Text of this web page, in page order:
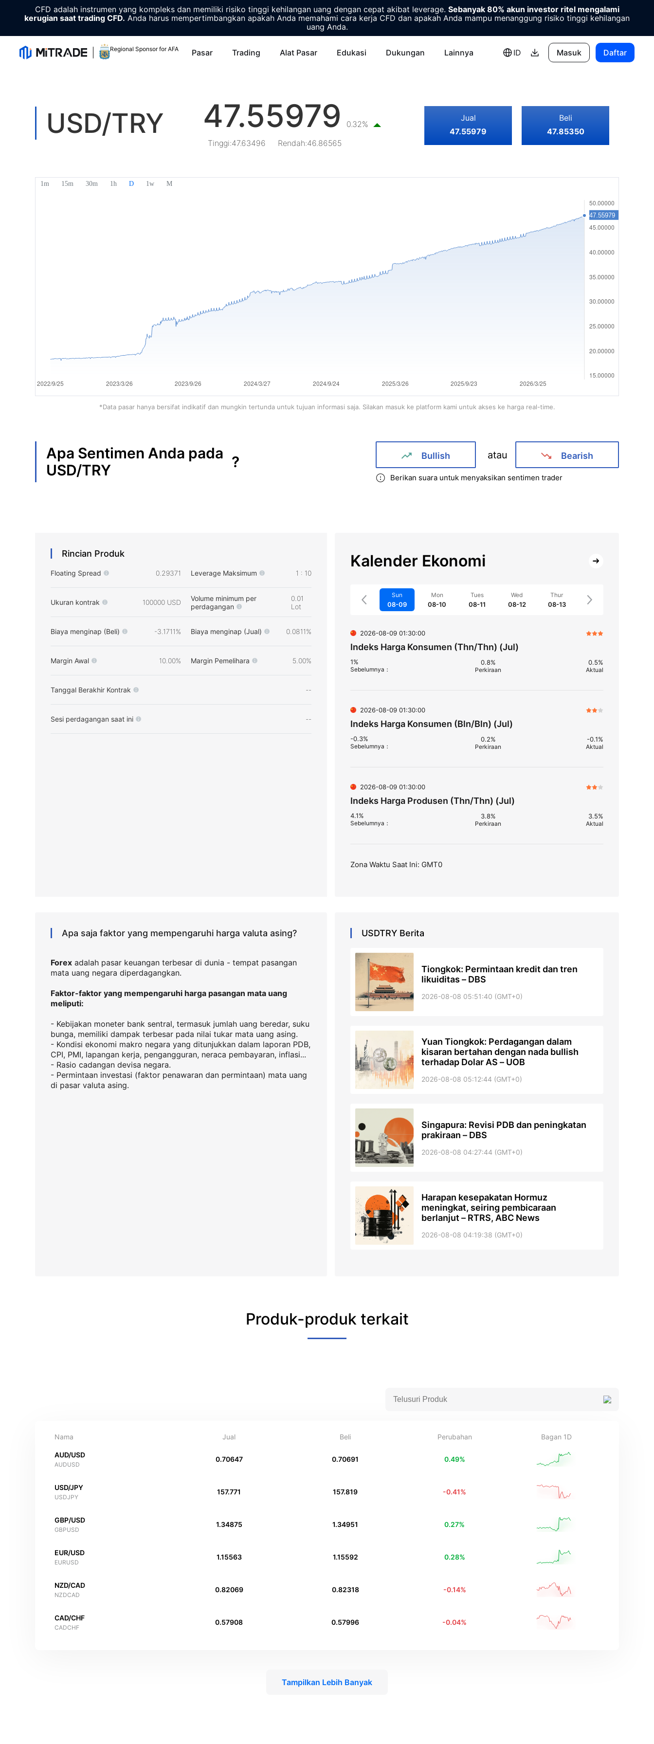
CFD adalah instrumen yang kompleks dan memiliki risiko tinggi kehilangan uang dengan cepat akibat leverage. Sebanyak 80% akun investor ritel mengalami
kerugian saat trading CFD. Anda harus mempertimbangkan apakah Anda memahami cara kerja CFD dan apakah Anda mampu menanggung risiko tinggi kehilangan
uang Anda.
Regional Sponsor for AFA Pasar Trading Alat Pasar Edukasi Dukungan Lainnya ID Masuk Daftar
USD/TRY 47.55979
0.32%
Tinggi:47.63496 Rendah:46.86565
Jual
47.55979
Beli
47.85350
*Data pasar hanya bersifat indikatif dan mungkin tertunda untuk tujuan informasi saja. Silakan masuk ke platform kami untuk akses ke harga real-time.
Apa Sentimen Anda pada
USD/TRY
? Bullish atau Bearish
Berikan suara untuk menyaksikan sentimen trader
Rincian Produk
Floating Spread 0.29371 Leverage Maksimum 1 : 10
Ukuran kontrak 100000 USD
Volume minimum per
perdagangan
0.01
Lot
Biaya menginap (Beli) -3.1711% Biaya menginap (Jual) 0.0811%
Margin Awal 10.00% Margin Pemelihara 5.00%
Tanggal Berakhir Kontrak --
Sesi perdagangan saat ini --
Kalender Ekonomi
Sun
08-09
Mon
08-10
Tues
08-11
Wed
08-12
Thur
08-13
2026-08-09 01:30:00
Indeks Harga Konsumen (Thn/Thn) (Jul)
1%
Sebelumnya ：
0.8%
Perkiraan
0.5%
Aktual
2026-08-09 01:30:00
Indeks Harga Konsumen (Bln/Bln) (Jul)
-0.3%
Sebelumnya ：
0.2%
Perkiraan
-0.1%
Aktual
2026-08-09 01:30:00
Indeks Harga Produsen (Thn/Thn) (Jul)
4.1%
Sebelumnya ：
3.8%
Perkiraan
3.5%
Aktual
Zona Waktu Saat Ini: GMT0
Apa saja faktor yang mempengaruhi harga valuta asing?
Forex adalah pasar keuangan terbesar di dunia - tempat pasangan
mata uang negara diperdagangkan.
Faktor-faktor yang mempengaruhi harga pasangan mata uang
meliputi:
- Kebijakan moneter bank sentral, termasuk jumlah uang beredar, suku
bunga, memiliki dampak terbesar pada nilai tukar mata uang asing.
- Kondisi ekonomi makro negara yang ditunjukkan dalam laporan PDB,
CPI, PMI, lapangan kerja, pengangguran, neraca pembayaran, inflasi...
- Rasio cadangan devisa negara.
- Permintaan investasi (faktor penawaran dan permintaan) mata uang
di pasar valuta asing.
USDTRY Berita
Tiongkok: Permintaan kredit dan tren
likuiditas – DBS
2026-08-08 05:51:40 (GMT+0)
Yuan Tiongkok: Perdagangan dalam
kisaran bertahan dengan nada bullish
terhadap Dolar AS – UOB
2026-08-08 05:12:44 (GMT+0)
Singapura: Revisi PDB dan peningkatan
prakiraan – DBS
2026-08-08 04:27:44 (GMT+0)
Harapan kesepakatan Hormuz
meningkat, seiring pembicaraan
berlanjut – RTRS, ABC News
2026-08-08 04:19:38 (GMT+0)
Produk-produk terkait
Nama Jual Beli Perubahan Bagan 1D
AUD/USD
AUDUSD
0.70647 0.70691 0.49%
USD/JPY
USDJPY
157.771 157.819 -0.41%
GBP/USD
GBPUSD
1.34875 1.34951 0.27%
EUR/USD
EURUSD
1.15563 1.15592 0.28%
NZD/CAD
NZDCAD
0.82069 0.82318 -0.14%
CAD/CHF
CADCHF
0.57908 0.57996 -0.04%
Tampilkan Lebih Banyak